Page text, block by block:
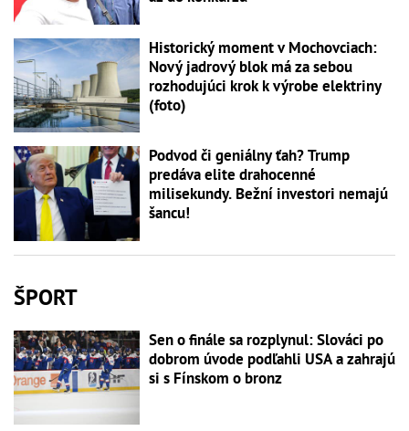
Historický moment v Mochovciach:
Nový jadrový blok má za sebou
rozhodujúci krok k výrobe elektriny
(foto)
Podvod či geniálny ťah? Trump
predáva elite drahocenné
milisekundy. Bežní investori nemajú
šancu!
ŠPORT
Sen o finále sa rozplynul: Slováci po
dobrom úvode podľahli USA a zahrajú
si s Fínskom o bronz